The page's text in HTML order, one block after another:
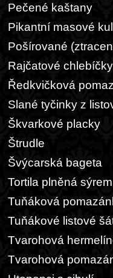
Pečené kaštany
Pikantní masové
Pošírované
Rajčatové chlebíčky
Ředkvičková
Slané tyčinky z
Škvarkové placky
Štrudle
Švýcarská bageta
Tortila plněná sýrem
Tuňáková
Tuňákové listové
Tvarohová
Tvarohová